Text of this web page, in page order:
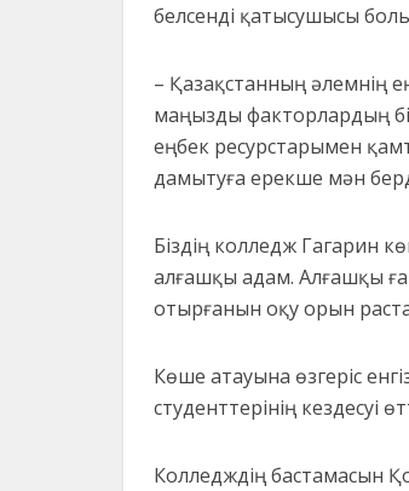
белсенді қатысушысы
– Қазақстанның әлемнің
маңызды факторлардың
еңбек ресурстарымен
дамытуға ерекше мән
Біздің колледж Гагарин
алғашқы адам. Алғашқы
отырғанын оқу орын
Көше атауына өзгеріс
студенттерінің кездесуі
Колледждің бастамасын